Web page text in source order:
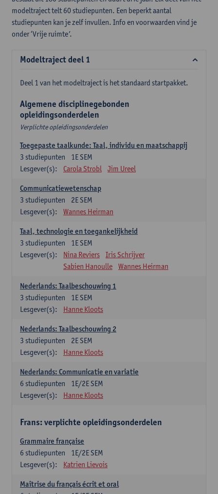
modeltraject telt 60 studiepunten. Een beperkt aantal
studiepunten kan je zelf invullen. Info en voorwaarden vind je
onder ‘Vrije ruimte’.
Modeltraject deel 1
Deel 1 van het modeltraject is het standaard startpakket.
Algemene disciplinegebonden
opleidingsonderdelen
Verplichte opleidingsonderdelen
Toegepaste taalkunde: Taal, individu en maatschappij
1E SEM
3 studiepunten
Lesgever(s):
Carola Strobl Jim Ureel
Communicatiewetenschap
2E SEM
3 studiepunten
Lesgever(s):
Wannes Heirman
Taal, technologie en toegankelijkheid
1E SEM
3 studiepunten
Lesgever(s):
Nina Reviers
Iris Schrijver
Sabien Hanoulle
Wannes Heirman
Nederlands: Taalbeschouwing 1
1E SEM
3 studiepunten
Lesgever(s):
Hanne Kloots
Nederlands: Taalbeschouwing 2
2E SEM
3 studiepunten
Lesgever(s):
Hanne Kloots
Nederlands: Communicatie en variatie
1E/2E SEM
6 studiepunten
Lesgever(s):
Hanne Kloots
Frans: verplichte opleidingsonderdelen
Grammaire française
1E/2E SEM
6 studiepunten
Lesgever(s):
Katrien Lievois
Maîtrise du français écrit et oral